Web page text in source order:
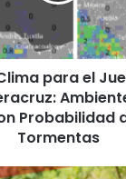
para el
Probabilidad
Tormentas